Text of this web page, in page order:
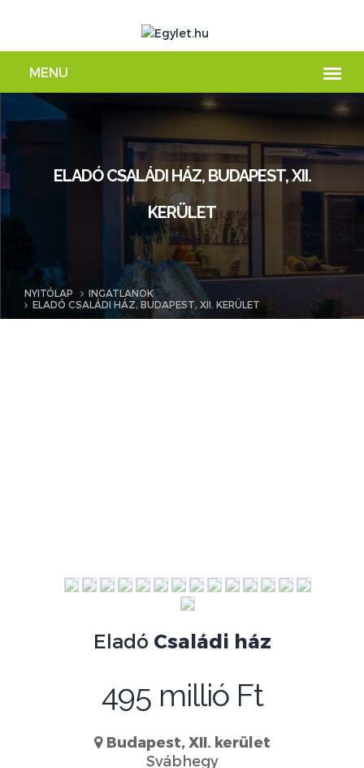
ELADÓ CSALÁDI HÁZ, BUDAPEST, XII.
KERÜLET
NYITÓLAP
INGATLANOK
ELADÓ CSALÁDI HÁZ, BUDAPEST, XII. KERÜLET
Eladó Családi ház
495 millió Ft
Budapest, XII. kerület
Svábhegy